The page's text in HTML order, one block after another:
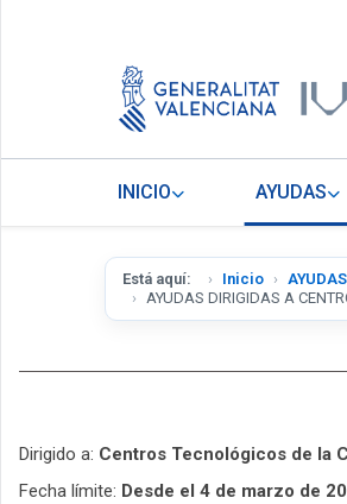
INICIO AYUDAS
Está aquí: Inicio AYUDAS
AYUDAS DIRIGIDAS A
Dirigido a: Centros Tecnológicos de la
Fecha límite: Desde el 4 de marzo de